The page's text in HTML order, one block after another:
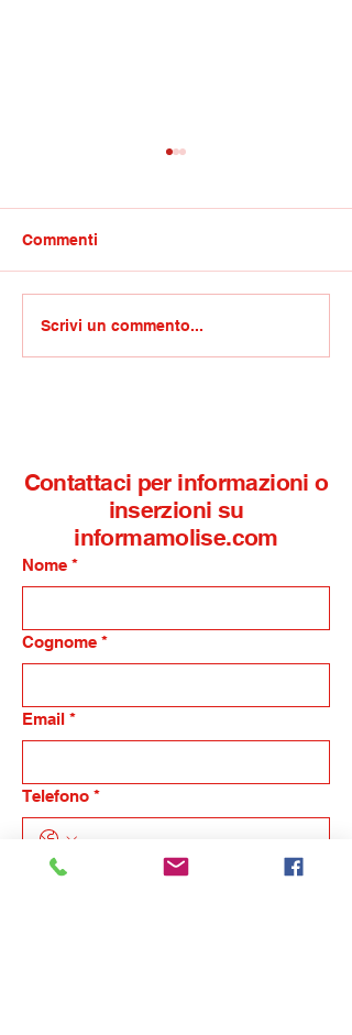
Covid/Gravina: basta
processi politici
Commenti
Scrivi un commento...
Contattaci per informazioni o
inserzioni su
informamolise.com
Nome *
Cognome *
Email *
Telefono *
Nome dell'azienda